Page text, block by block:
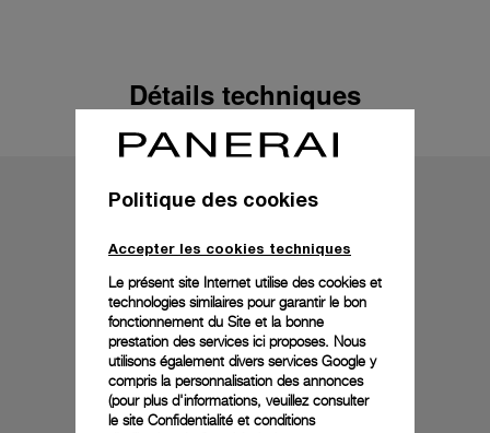
Détails techniques
Politique des cookies
Accepter les cookies techniques
Le présent site Internet utilise des cookies et
technologies similaires pour garantir le bon
fonctionnement du Site et la bonne
prestation des services ici proposes. Nous
utilisons également divers services Google y
compris la personnalisation des annonces
(pour plus d'informations, veuillez consulter
le site Confidentialité et conditions